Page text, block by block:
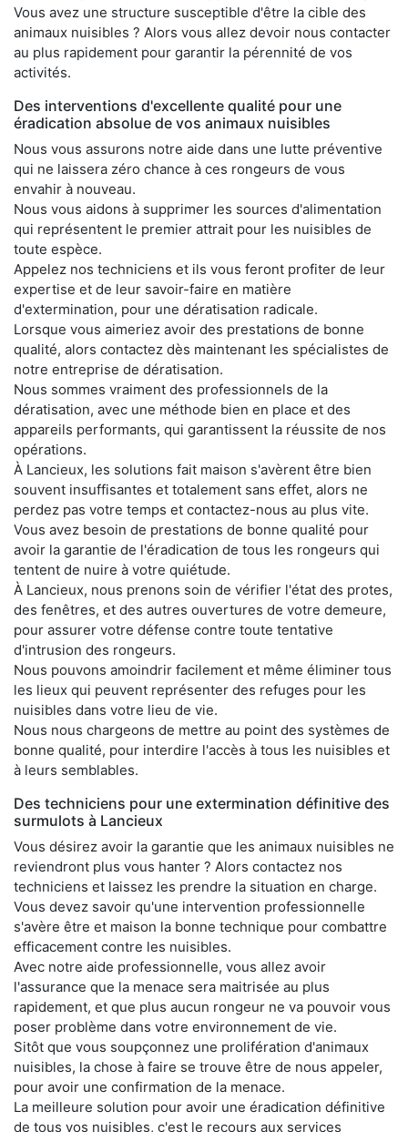
Vous avez une structure susceptible d'être la cible des
animaux nuisibles ? Alors vous allez devoir nous contacter
au plus rapidement pour garantir la pérennité de vos
activités.
Des interventions d'excellente qualité pour une
éradication absolue de vos animaux nuisibles
Nous vous assurons notre aide dans une lutte préventive
qui ne laissera zéro chance à ces rongeurs de vous
envahir à nouveau.
Nous vous aidons à supprimer les sources d'alimentation
qui représentent le premier attrait pour les nuisibles de
toute espèce.
Appelez nos techniciens et ils vous feront profiter de leur
expertise et de leur savoir-faire en matière
d'extermination, pour une dératisation radicale.
Lorsque vous aimeriez avoir des prestations de bonne
qualité, alors contactez dès maintenant les spécialistes de
notre entreprise de dératisation.
Nous sommes vraiment des professionnels de la
dératisation, avec une méthode bien en place et des
appareils performants, qui garantissent la réussite de nos
opérations.
À Lancieux, les solutions fait maison s'avèrent être bien
souvent insuffisantes et totalement sans effet, alors ne
perdez pas votre temps et contactez-nous au plus vite.
Vous avez besoin de prestations de bonne qualité pour
avoir la garantie de l'éradication de tous les rongeurs qui
tentent de nuire à votre quiétude.
À Lancieux, nous prenons soin de vérifier l'état des protes,
des fenêtres, et des autres ouvertures de votre demeure,
pour assurer votre défense contre toute tentative
d'intrusion des rongeurs.
Nous pouvons amoindrir facilement et même éliminer tous
les lieux qui peuvent représenter des refuges pour les
nuisibles dans votre lieu de vie.
Nous nous chargeons de mettre au point des systèmes de
bonne qualité, pour interdire l'accès à tous les nuisibles et
à leurs semblables.
Des techniciens pour une extermination définitive des
surmulots à Lancieux
Vous désirez avoir la garantie que les animaux nuisibles ne
reviendront plus vous hanter ? Alors contactez nos
techniciens et laissez les prendre la situation en charge.
Vous devez savoir qu'une intervention professionnelle
s'avère être et maison la bonne technique pour combattre
efficacement contre les nuisibles.
Avec notre aide professionnelle, vous allez avoir
l'assurance que la menace sera maitrisée au plus
rapidement, et que plus aucun rongeur ne va pouvoir vous
poser problème dans votre environnement de vie.
Sitôt que vous soupçonnez une prolifération d'animaux
nuisibles, la chose à faire se trouve être de nous appeler,
pour avoir une confirmation de la menace.
La meilleure solution pour avoir une éradication définitive
de tous vos nuisibles, c'est le recours aux services